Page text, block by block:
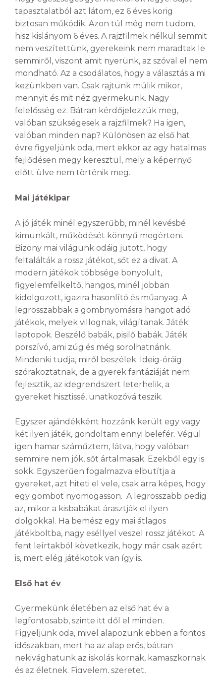
tapasztalatból azt látom, ez 6 éves korig
biztosan működik. Azon túl még nem tudom,
hisz kislányom 6 éves. A rajzfilmek nélkül semmit
nem veszítettünk, gyerekeink nem maradtak le
semmiről, viszont amit nyerünk, az szóval el nem
mondható. Az a csodálatos, hogy a választás a mi
kezünkben van. Csak rajtunk múlik mikor,
mennyit és mit néz gyermekünk. Nagy
felelősség ez. Bátran kérdőjelezzük meg,
valóban szükségesek a rajzfilmek? Ha igen,
valóban minden nap? Különösen az első hat
évre figyeljünk oda, mert ekkor az agy hatalmas
fejlődésen megy keresztül, mely a képernyő
előtt ülve nem történik meg.
Mai játékipar
A jó játék minél egyszerűbb, minél kevésbé
kimunkált, működését könnyű megérteni.
Bizony mai világunk odáig jutott, hogy
feltalálták a rossz játékot, sőt ez a divat. A
modern játékok többsége bonyolult,
figyelemfelkeltő, hangos, minél jobban
kidolgozott, igazira hasonlító és műanyag. A
legrosszabbak a gombnyomásra hangot adó
játékok, melyek villognak, világítanak. Játék
laptopok. Beszélő babák, pisilő babák. Játék
porszívó, ami zúg és még sorolhatnánk.
Mindenki tudja, miről beszélek. Ideig-óráig
szórakoztatnak, de a gyerek fantáziáját nem
fejlesztik, az idegrendszert leterhelik, a
gyereket hisztissé, unatkozóvá teszik.
Egyszer ajándékként hozzánk került egy vagy
két ilyen játék, gondoltam ennyi belefér. Végül
igen hamar száműztem, látva, hogy valóban
semmire nem jók, sőt ártalmasak. Ezekből egy is
sokk. Egyszerűen fogalmazva elbutítja a
gyereket, azt hiteti el vele, csak arra képes, hogy
egy gombot nyomogasson. A legrosszabb pedig
az, mikor a kisbabákat árasztják el ilyen
dolgokkal. Ha bemész egy mai átlagos
játékboltba, nagy eséllyel veszel rossz játékot. A
fent leírtakból következik, hogy már csak azért
is, mert elég játékotok van így is.
Első hat év
Gyermekünk életében az első hat év a
legfontosabb, szinte itt dől el minden.
Figyeljünk oda, mivel alapozunk ebben a fontos
időszakban, mert ha az alap erős, bátran
nekivághatunk az iskolás kornak, kamaszkornak
és az életnek. Figyelem, szeretet,